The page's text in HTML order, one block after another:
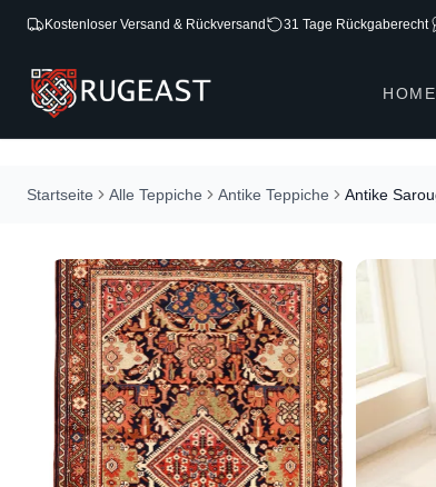
Kostenloser Versand & Rückversand 31 Tage Rückgaberecht
HOME
Startseite Alle Teppiche Antike Teppiche Antike